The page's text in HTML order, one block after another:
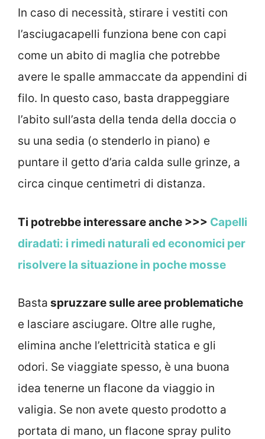
In caso di necessità, stirare i vestiti con
l’asciugacapelli funziona bene con capi
come un abito di maglia che potrebbe
avere le spalle ammaccate da appendini di
filo. In questo caso, basta drappeggiare
l’abito sull’asta della tenda della doccia o
su una sedia (o stenderlo in piano) e
puntare il getto d’aria calda sulle grinze, a
circa cinque centimetri di distanza.
Ti potrebbe interessare anche >>> Capelli
diradati: i rimedi naturali ed economici per
risolvere la situazione in poche mosse
Basta spruzzare sulle aree problematiche
e lasciare asciugare. Oltre alle rughe,
elimina anche l’elettricità statica e gli
odori. Se viaggiate spesso, è una buona
idea tenerne un flacone da viaggio in
valigia. Se non avete questo prodotto a
portata di mano, un flacone spray pulito